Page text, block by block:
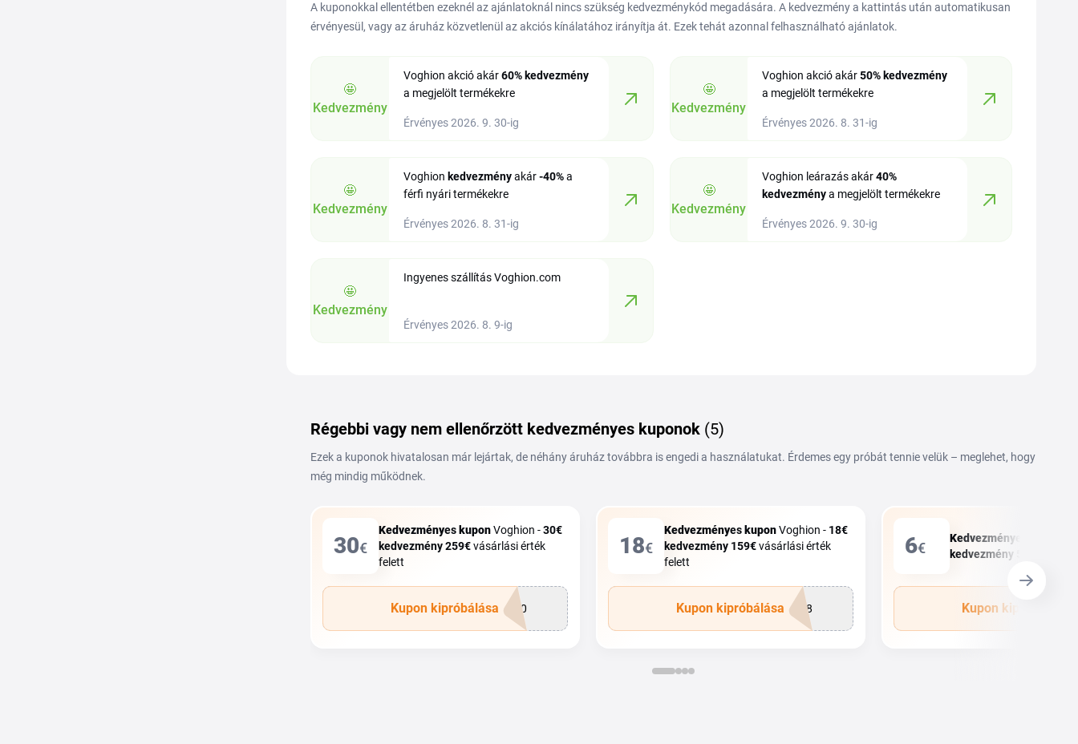
A kuponokkal ellentétben ezeknél az ajánlatoknál nincs szükség kedvezménykód megadására. A kedvezmény a kattintás után automatikusan
érvényesül, vagy az áruház közvetlenül az akciós kínálatához irányítja át. Ezek tehát azonnal felhasználható ajánlatok.
🤩
Kedvezmény
Voghion akció akár60% kedvezmény
a megjelölt termékekre
Érvényes 2026. 9. 30-ig
🤩
Kedvezmény
Voghion akció akár50% kedvezmény
a megjelölt termékekre
Érvényes 2026. 8. 31-ig
🤩
Kedvezmény
Voghion kedvezményakár-40%a
férfi nyári termékekre
Érvényes 2026. 8. 31-ig
🤩
Kedvezmény
Voghion leárazás akár40%
kedvezménya megjelölt termékekre
Érvényes 2026. 9. 30-ig
🤩
Kedvezmény
Ingyenes szállítás Voghion.com
Érvényes 2026. 8. 9-ig
Régebbi vagy nem ellenőrzött kedvezményes kuponok (5)
Ezek a kuponok hivatalosan már lejártak, de néhány áruház továbbra is engedi a használatukat. Érdemes egy próbát tennie velük – meglehet, hogy
még mindig működnek.
30€
Kedvezményes kuponVoghion -30€
kedvezmény259€vásárlási érték
felett
P30
Kupon kipróbálása
18€
Kedvezményes kuponVoghion - 18€
kedvezmény 159€vásárlási érték
felett
P18
Kupon kipróbálása
6€
Kedvezmény
kedvezmény
Kupon kipróbálása